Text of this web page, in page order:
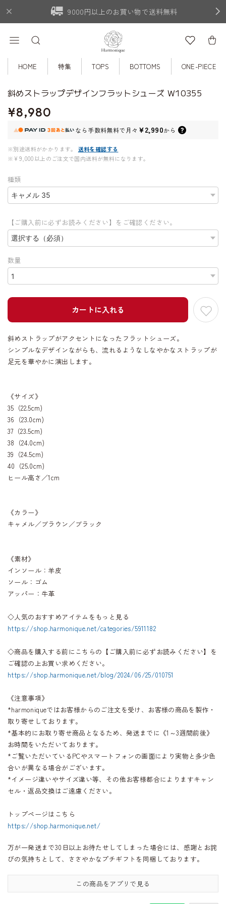
9000円以上のお買い物で送料無料
HOME 特集 TOPS BOTTOMS ONE-PIECE
斜めストラップデザインフラットシューズ W10355
¥8,980
なら 手数料無料で月々 ¥2,990から
※別途送料がかかります。
送料を確認する
※¥9,000以上のご注文で国内送料が無料になります。
種類
【ご購入前に必ずお読みください】をご確認ください。
数量
カートに入れる
斜めストラップがアクセントになったフラットシューズ。
シンプルなデザインながらも、流れるようなしなやかなストラップが
足元を華やかに演出します。
《サイズ》
35（22.5cm)
36（23.0cm)
37（23.5cm)
38（24.0cm)
39（24.5cm)
40（25.0cm)
ヒール高さ／1cm
《カラー》
キャメル／ブラウン／ブラック
《素材》
インソール：羊皮
ソール：ゴム
アッパー：牛革
◇人気のおすすめアイテムをもっと見る
https://shop.harmonique.net/categories/5911182
◇商品を購入する前にこちらの【ご購入前に必ずお読みください】を
ご確認の上お買い求めください。
https://shop.harmonique.net/blog/2024/06/25/010751
《注意事項》
*harmoniqueではお客様からのご注文を受け、お客様の商品を製作・
取り寄せしております。
*基本的にお取り寄せ商品となるため、発送までに《1～3週間前後》
お時間をいただいております。
*ご覧いただいているPCやスマートフォンの画面により実物と多少色
合いが異なる場合がございます。
*イメージ違いやサイズ違い等、その他お客様都合によりますキャン
セル・返品交換はご遠慮ください。
トップページはこちら
https://shop.harmonique.net/
万が一発送まで30日以上お待たせしてしまった場合には、感謝とお詫
びの気持ちとして、ささやかなプチギフトを同梱しております。
この商品をアプリで見る